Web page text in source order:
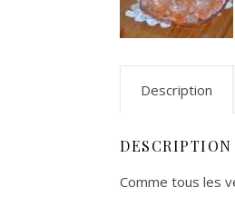
Description
DESCRIPTION
Comme tous les